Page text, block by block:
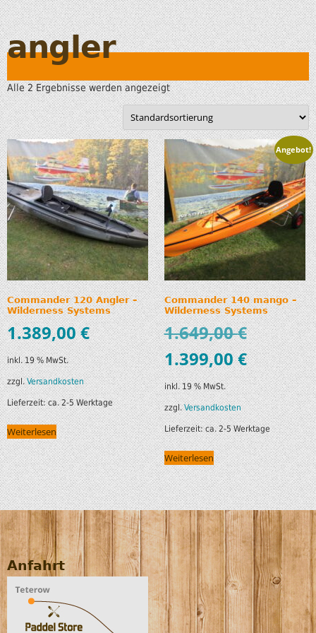
angler
Alle 2 Ergebnisse werden angezeigt
Commander 120 Angler –
Wilderness Systems
1.389,00€
inkl. 19 % MwSt.
zzgl.Versandkosten
Lieferzeit:ca. 2-5 Werktage
Weiterlesen
Angebot!
Commander 140 mango –
Wilderness Systems
1.649,00€
1.399,00€
inkl. 19 % MwSt.
zzgl.Versandkosten
Lieferzeit:ca. 2-5 Werktage
Weiterlesen
Anfahrt